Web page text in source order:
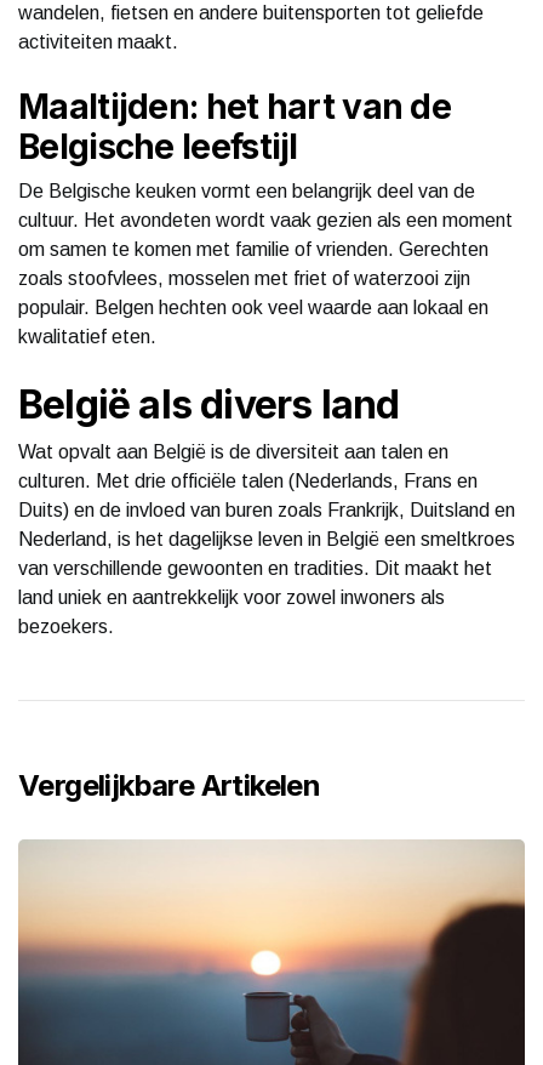
wandelen, fietsen en andere buitensporten tot geliefde
activiteiten maakt.
Maaltijden: het hart van de
Belgische leefstijl
De Belgische keuken vormt een belangrijk deel van de
cultuur. Het avondeten wordt vaak gezien als een moment
om samen te komen met familie of vrienden. Gerechten
zoals stoofvlees, mosselen met friet of waterzooi zijn
populair. Belgen hechten ook veel waarde aan lokaal en
kwalitatief eten.
België als divers land
Wat opvalt aan België is de diversiteit aan talen en
culturen. Met drie officiële talen (Nederlands, Frans en
Duits) en de invloed van buren zoals Frankrijk, Duitsland en
Nederland, is het dagelijkse leven in België een smeltkroes
van verschillende gewoonten en tradities. Dit maakt het
land uniek en aantrekkelijk voor zowel inwoners als
bezoekers.
Vergelijkbare Artikelen